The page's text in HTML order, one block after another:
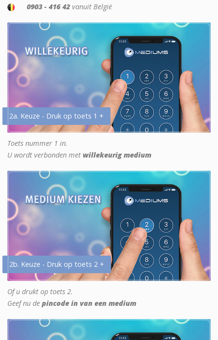
0903 - 416 42 vanuit België
2a. Keuze - Druk op toets 1 +
Toets nummer 1 in.
U wordt verbonden met willekeurig medium
2b. Keuze - Druk op toets 2 +
Of u drukt op toets 2.
Geef nu de pincode in van een medium